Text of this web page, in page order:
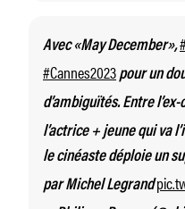
Avec «May December»,
#Cannes2023pour un
d’ambiguïtés. Entre
l’actrice + jeune qui va
le cinéaste déploie un
par Michel Legrand